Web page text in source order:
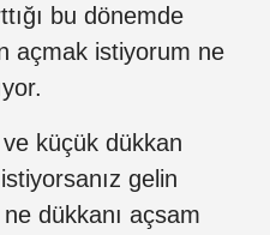
bu dönemde
açmak istiyorum ne
küçük dükkan
gelin
dükkanı açsam